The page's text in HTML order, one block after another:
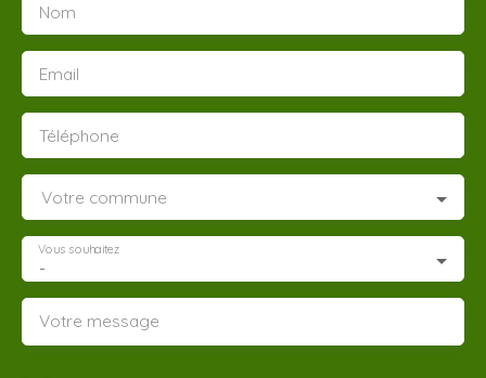
Nom
Email
Téléphone
Votre commune
-
Vous souhaitez
Votre message